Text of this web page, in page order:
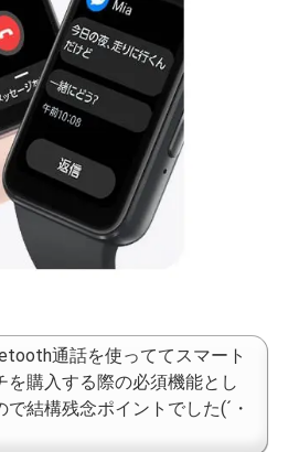
通話を使っててスマート
を購入する際の必須機能とし
で結構残念ポイントでした(´・